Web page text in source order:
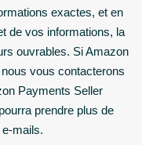
exactes, et en
de vos informations, la
ouvrables. Si Amazon
vous contacterons
Payments Seller
prendre plus de
mails.